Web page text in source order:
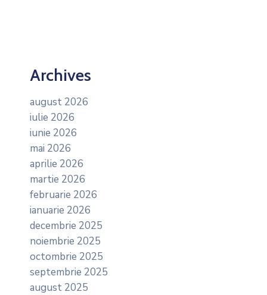
Archives
august 2026
iulie 2026
iunie 2026
mai 2026
aprilie 2026
martie 2026
februarie 2026
ianuarie 2026
decembrie 2025
noiembrie 2025
octombrie 2025
septembrie 2025
august 2025